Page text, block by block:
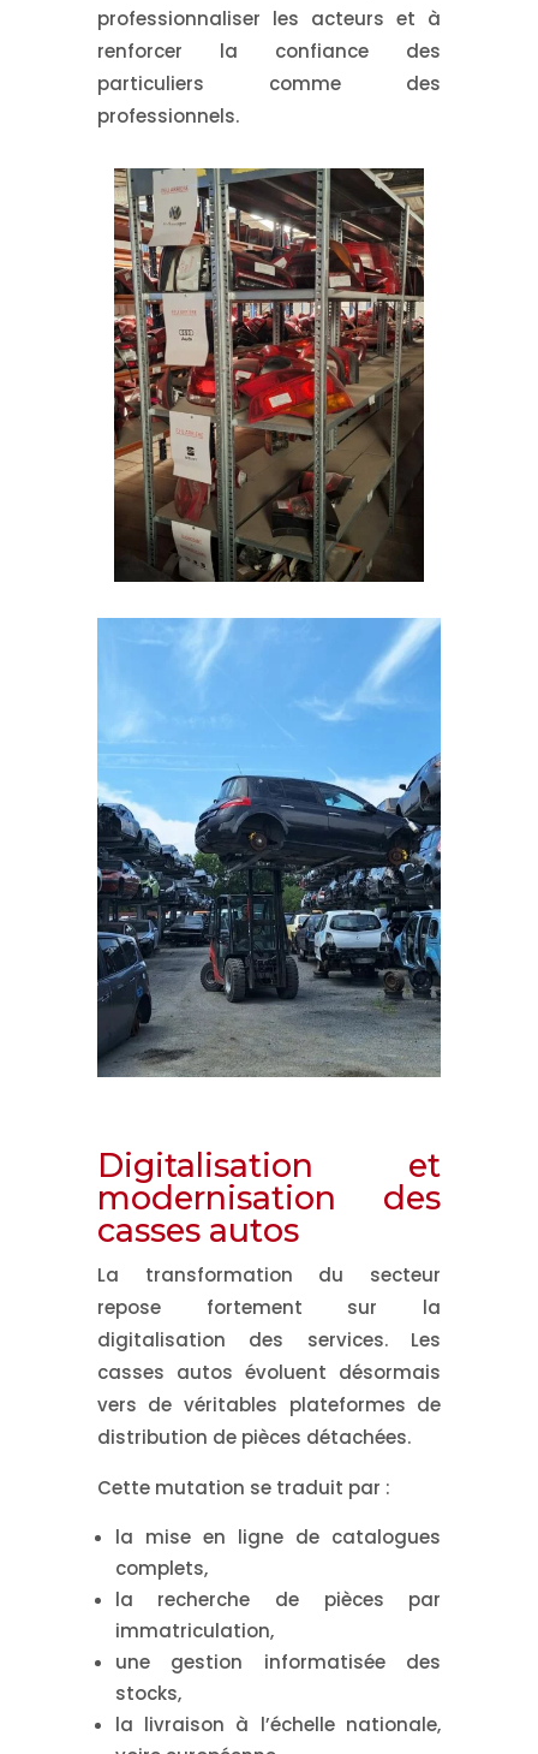
professionnaliser les acteurs et à
renforcer la confiance des
particuliers comme des
professionnels.
Digitalisation et
modernisation des
casses autos
La transformation du secteur
repose fortement sur la
digitalisation des services. Les
casses autos évoluent désormais
vers de véritables plateformes de
distribution de pièces détachées.
Cette mutation se traduit par :
la mise en ligne de catalogues
complets,
la recherche de pièces par
immatriculation,
une gestion informatisée des
stocks,
la livraison à l’échelle nationale,